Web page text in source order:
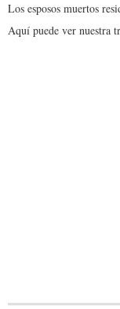
Los esposos muertos
Aquí puede ver nuestra